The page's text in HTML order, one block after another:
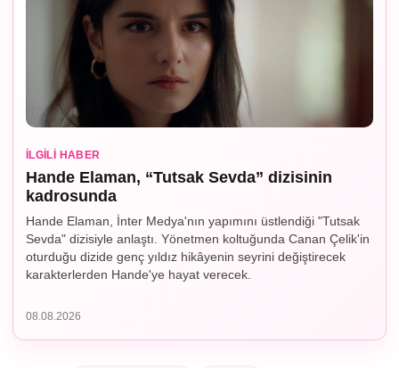
İLGILI HABER
Hande Elaman, “Tutsak Sevda” dizisinin
kadrosunda
Hande Elaman, İnter Medya'nın yapımını üstlendiği "Tutsak
Sevda" dizisiyle anlaştı. Yönetmen koltuğunda Canan Çelik'in
oturduğu dizide genç yıldız hikâyenin seyrini değiştirecek
karakterlerden Hande'ye hayat verecek.
08.08.2026